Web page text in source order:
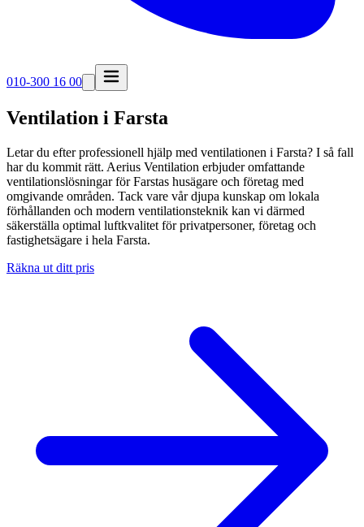
010-300 16 00
Ventilation i Farsta
Letar du efter professionell hjälp med ventilationen i Farsta? I så fall
har du kommit rätt. Aerius Ventilation erbjuder omfattande
ventilationslösningar för Farstas husägare och företag med
omgivande områden. Tack vare vår djupa kunskap om lokala
förhållanden och modern ventilationsteknik kan vi därmed
säkerställa optimal luftkvalitet för privatpersoner, företag och
fastighetsägare i hela Farsta.
Räkna ut ditt pris